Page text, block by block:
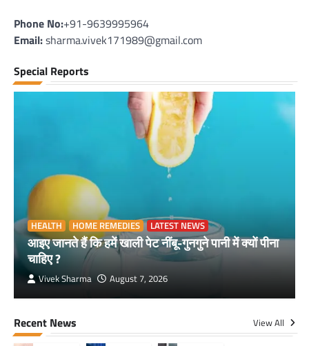
Phone No:+91-9639995964
Email:sharma.vivek171989@gmail.com
Special Reports
HEALTH HOME REMEDIES LATEST NEWS
आइए जानते हैं कि हमें खाली पेट नींबू-गुनगुने पानी में क्यों पीना
चाहिए ?
Vivek Sharma August 7, 2026
Recent News View All